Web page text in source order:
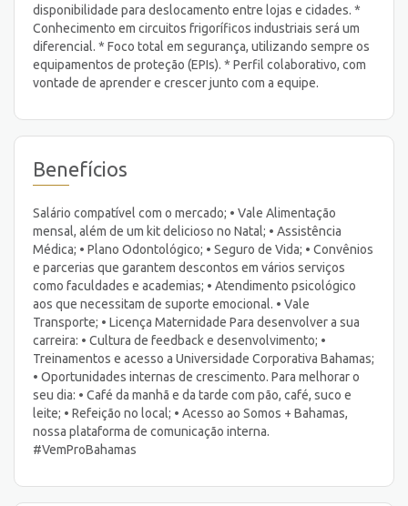
disponibilidade para deslocamento entre lojas e cidades. *
Conhecimento em circuitos frigoríficos industriais será um
diferencial. * Foco total em segurança, utilizando sempre os
equipamentos de proteção (EPIs). * Perfil colaborativo, com
vontade de aprender e crescer junto com a equipe.
Benefícios
Salário compatível com o mercado; • Vale Alimentação
mensal, além de um kit delicioso no Natal; • Assistência
Médica; • Plano Odontológico; • Seguro de Vida; • Convênios
e parcerias que garantem descontos em vários serviços
como faculdades e academias; • Atendimento psicológico
aos que necessitam de suporte emocional. • Vale
Transporte; • Licença Maternidade Para desenvolver a sua
carreira: • Cultura de feedback e desenvolvimento; •
Treinamentos e acesso a Universidade Corporativa Bahamas;
• Oportunidades internas de crescimento. Para melhorar o
seu dia: • Café da manhã e da tarde com pão, café, suco e
leite; • Refeição no local; • Acesso ao Somos + Bahamas,
nossa plataforma de comunicação interna.
#VemProBahamas